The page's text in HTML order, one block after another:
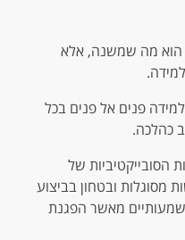
הוא מה שמשנה, אלא
פנים אל פנים בכל
כהלכה.
הסובייקטיביות של
מסוגלות ובטחון בביצוע
מאשר הפגנת